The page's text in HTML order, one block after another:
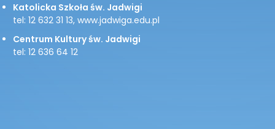
Katolicka Szkoła św. Jadwigi
tel: 12 632 31 13, www.jadwiga.edu.pl
Centrum Kultury św. Jadwigi
tel: 12 636 64 12